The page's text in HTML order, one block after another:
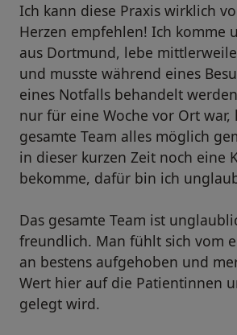
Ich kann diese Praxis wirklich
Herzen empfehlen! Ich komme
aus Dortmund, lebe
und musste während eines
eines Notfalls behandelt
nur für eine Woche vor Ort war,
gesamte Team alles möglich
in dieser kurzen Zeit noch eine
bekomme, dafür bin ich
Das gesamte Team ist
freundlich. Man fühlt sich vom
an bestens aufgehoben und
Wert hier auf die Patientinnen
gelegt wird.